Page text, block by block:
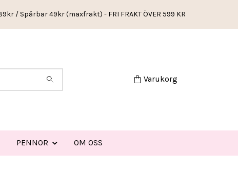
/ Spårbar 49kr (maxfrakt) - FRI FRAKT ÖVER 599 KR
Varukorg
PENNOR OM OSS